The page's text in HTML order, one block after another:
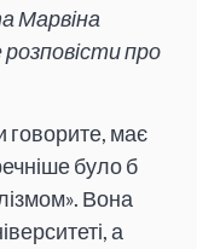
Марвіна
розповісти про
говорите, має
було б
Вона
а